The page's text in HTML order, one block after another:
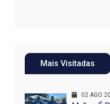
Mais Visitadas
02 AGO